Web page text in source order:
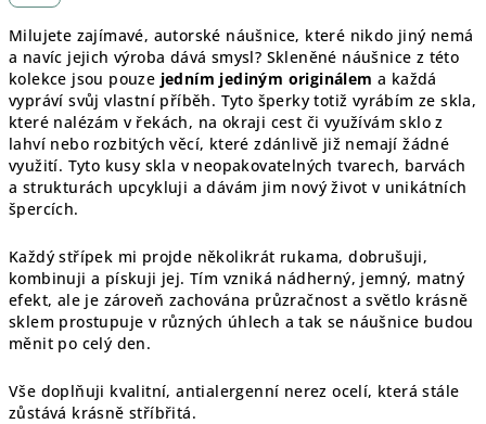
Milujete zajímavé, autorské náušnice, které nikdo jiný nemá
a navíc jejich výroba dává smysl? Skleněné náušnice z této
kolekce jsou pouze jedním jediným originálem a každá
vypráví svůj vlastní příběh. Tyto šperky totiž vyrábím ze skla,
které nalézám v řekách, na okraji cest či využívám sklo z
lahví nebo rozbitých věcí, které zdánlivě již nemají žádné
využití. Tyto kusy skla v neopakovatelných tvarech, barvách
a strukturách upcykluji a dávám jim nový život v unikátních
špercích.
Každý střípek mi projde několikrát rukama, dobrušuji,
kombinuji a pískuji jej. Tím vzniká nádherný, jemný, matný
efekt, ale je zároveň zachována průzračnost a světlo krásně
sklem prostupuje v různých úhlech a tak se náušnice budou
měnit po celý den.
Vše doplňuji kvalitní, antialergenní nerez ocelí, která stále
zůstává krásně stříbřitá.